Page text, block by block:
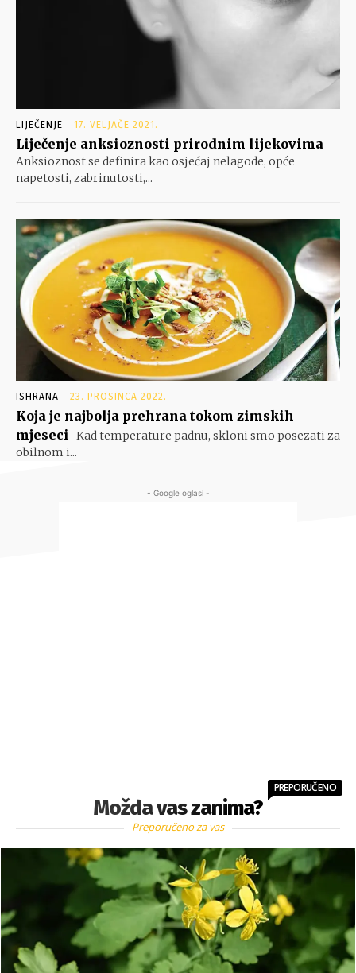
LIJEČENJE 17. VELJAČE 2021.
Liječenje anksioznosti prirodnim lijekovima
Anksioznost se definira kao osjećaj nelagode, opće
napetosti, zabrinutosti,...
ISHRANA 23. PROSINCA 2022.
Koja je najbolja prehrana tokom zimskih
mjeseci Kad temperature padnu, skloni smo posezati za
obilnom i...
- Google oglasi -
Možda vas zanima?
PREPORUČENO
Preporučeno za vas